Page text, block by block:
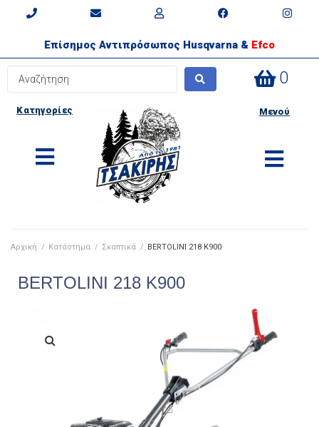
Επίσημος Αντιπρόσωπος Husqvarna & Efco
0
Κατηγορίες Μενού
Αρχική / Κατάστημα / Σκαπτικά / BERTOLINI 218 K900
BERTOLINI 218 K900